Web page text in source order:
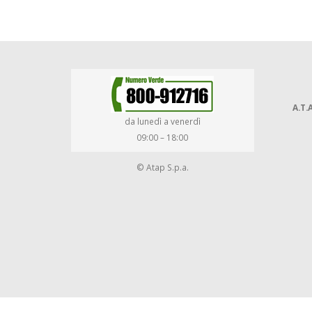
da lunedì a venerdì
09:00 – 18:00
© Atap S.p.a.